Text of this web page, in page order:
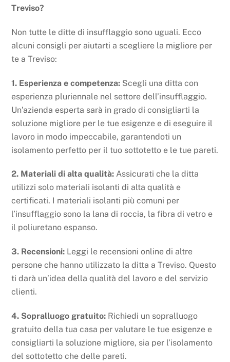
Treviso?
Non tutte le ditte di insufflaggio sono uguali. Ecco
alcuni consigli per aiutarti a scegliere la migliore per
te a Treviso:
1. Esperienza e competenza: Scegli una ditta con
esperienza pluriennale nel settore dell’insufflaggio.
Un’azienda esperta sarà in grado di consigliarti la
soluzione migliore per le tue esigenze e di eseguire il
lavoro in modo impeccabile, garantendoti un
isolamento perfetto per il tuo sottotetto e le tue pareti.
2. Materiali di alta qualità: Assicurati che la ditta
utilizzi solo materiali isolanti di alta qualità e
certificati. I materiali isolanti più comuni per
l’insufflaggio sono la lana di roccia, la fibra di vetro e
il poliuretano espanso.
3. Recensioni: Leggi le recensioni online di altre
persone che hanno utilizzato la ditta a Treviso. Questo
ti darà un’idea della qualità del lavoro e del servizio
clienti.
4. Sopralluogo gratuito: Richiedi un sopralluogo
gratuito della tua casa per valutare le tue esigenze e
consigliarti la soluzione migliore, sia per l’isolamento
del sottotetto che delle pareti.